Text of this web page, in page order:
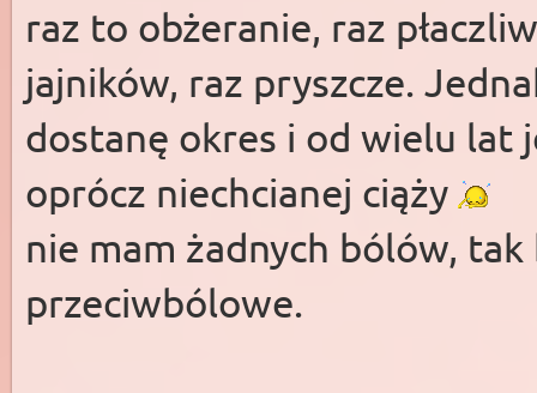
raz to obżeranie, raz
jajników, raz pryszcze.
dostanę okres i od wielu lat
oprócz niechcianej ciąży
nie mam żadnych bólów, tak
przeciwbólowe.